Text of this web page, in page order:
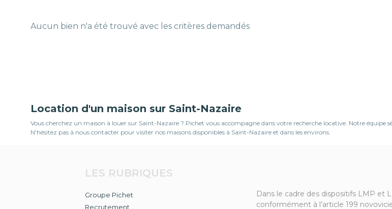
Aucun bien n'a été trouvé avec les critères demandés
Location d'un maison sur Saint-Nazaire
Vous cherchez un maison à louer sur Saint-Nazaire ? Pichet vous accompagne dans votre recherche locative. Notre équipe
N'hésitez pas à nous contacter pour visiter nos maisons disponibles à Saint-Nazaire et dans les environs.
LES RUBRIQUES
Groupe Pichet
Recrutement
Dans le cadre des dispositifs LMP et
conformément à l’article 199